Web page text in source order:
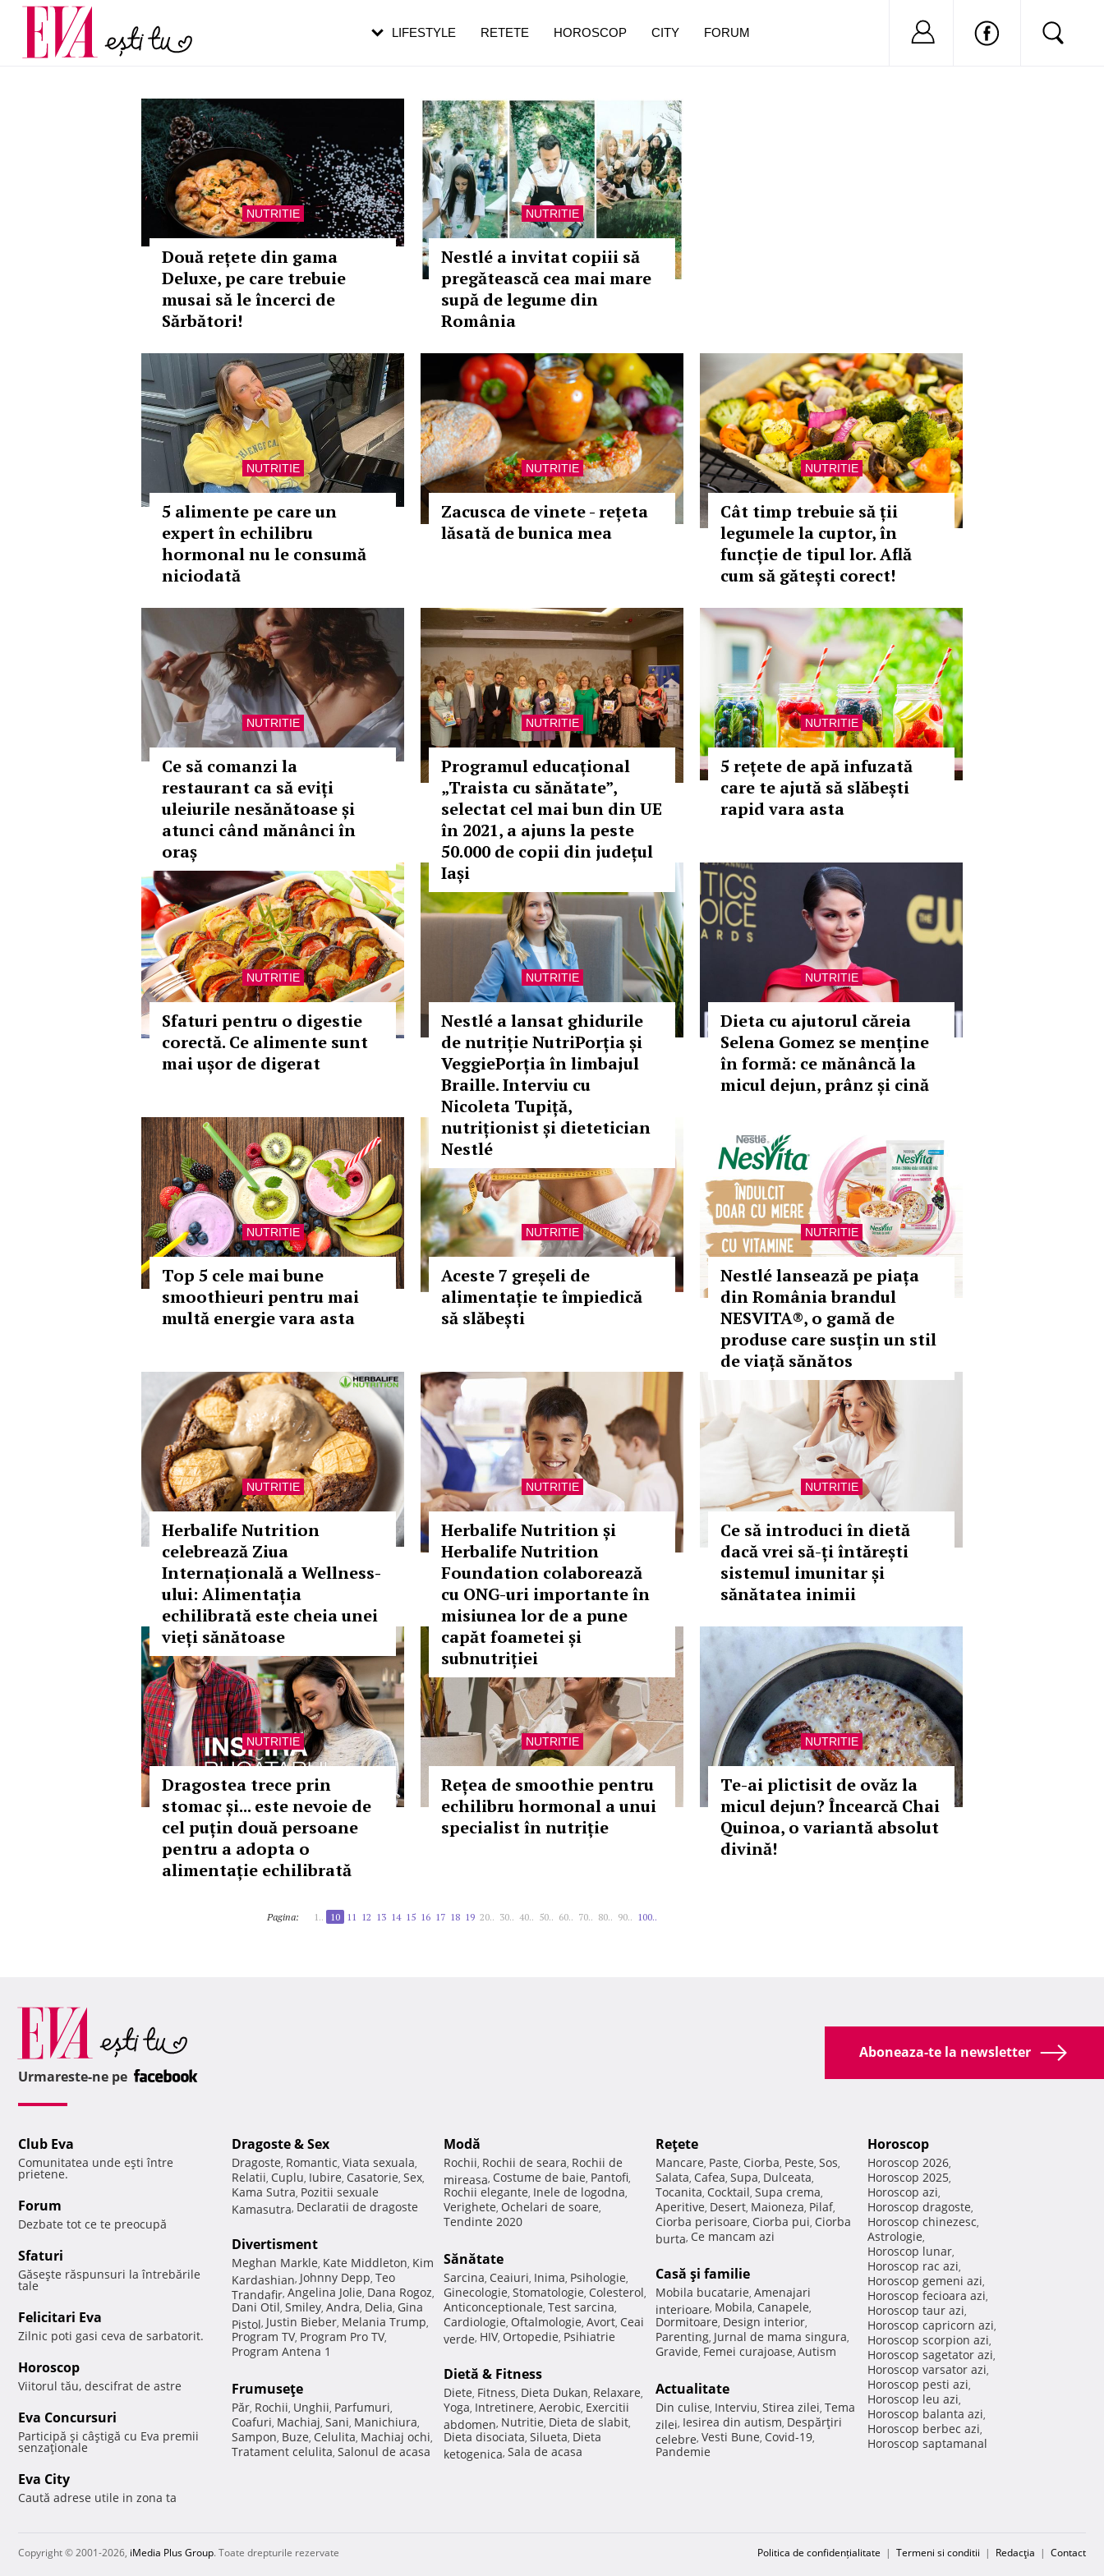
NUTRITIE
Două rețete din gama
Deluxe, pe care trebuie
musai să le încerci de
Sărbători!
NUTRITIE
Nestlé a invitat copiii să
pregătească cea mai mare
supă de legume din
România
NUTRITIE
5 alimente pe care un
expert în echilibru
hormonal nu le consumă
niciodată
NUTRITIE
Zacusca de vinete - rețeta
lăsată de bunica mea
NUTRITIE
Cât timp trebuie să ții
legumele la cuptor, în
funcție de tipul lor. Află
cum să gătești corect!
NUTRITIE
Ce să comanzi la
restaurant ca să eviți
uleiurile nesănătoase și
atunci când mănânci în
oraș
NUTRITIE
Programul educațional
„Traista cu sănătate”,
selectat cel mai bun din UE
în 2021, a ajuns la peste
50.000 de copii din județul
Iași
NUTRITIE
5 rețete de apă infuzată
care te ajută să slăbești
rapid vara asta
NUTRITIE
Sfaturi pentru o digestie
corectă. Ce alimente sunt
mai ușor de digerat
NUTRITIE
Nestlé a lansat ghidurile
de nutriție NutriPorția și
VeggiePorția în limbajul
Braille. Interviu cu
Nicoleta Tupiță,
nutriționist și dietetician
Nestlé
NUTRITIE
Dieta cu ajutorul căreia
Selena Gomez se menține
în formă: ce mănâncă la
micul dejun, prânz și cină
NUTRITIE
Top 5 cele mai bune
smoothieuri pentru mai
multă energie vara asta
NUTRITIE
Aceste 7 greșeli de
alimentație te împiedică
să slăbești
NUTRITIE
Nestlé lansează pe piața
din România brandul
NESVITA®, o gamă de
produse care susțin un stil
de viață sănătos
NUTRITIE
Herbalife Nutrition
celebrează Ziua
Internațională a Wellness-
ului: Alimentația
echilibrată este cheia unei
vieți sănătoase
NUTRITIE
Herbalife Nutrition și
Herbalife Nutrition
Foundation colaborează
cu ONG-uri importante în
misiunea lor de a pune
capăt foametei și
subnutriției
NUTRITIE
Ce să introduci în dietă
dacă vrei să-ți întărești
sistemul imunitar și
sănătatea inimii
NUTRITIE
Dragostea trece prin
stomac și... este nevoie de
cel puțin două persoane
pentru a adopta o
alimentație echilibrată
NUTRITIE
Rețea de smoothie pentru
echilibru hormonal a unui
specialist în nutriție
NUTRITIE
Te-ai plictisit de ovăz la
micul dejun? Încearcă Chai
Quinoa, o variantă absolut
divină!
Pagina: 1.. 10 11 12 13 14 15 16 17 18 19 20.. 30.. 40.. 50.. 60.. 70.. 80.. 90.. 100..
LIFESTYLE RETETE HOROSCOP CITY FORUM Nu ai cont?
Carieră
Actualitate
pe măsură ce înaintezi în vârstă
de dureroasă este investigația
Aboneaza-te la newsletter
Urmareste-ne pe
Club Eva
Comunitatea unde eşti între
prietene.
Forum
Dezbate tot ce te preocupă
Sfaturi
Găseşte răspunsuri la întrebările
tale
Felicitari Eva
Zilnic poti gasi ceva de sarbatorit.
Horoscop
Viitorul tău, descifrat de astre
Eva Concursuri
Participă şi câştigă cu Eva premii
senzaţionale
Eva City
Caută adrese utile in zona ta
Dragoste & Sex
Dragoste, Romantic, Viata sexuala,
Relatii, Cuplu, Iubire, Casatorie, Sex,
Kama Sutra, Pozitii sexuale
Kamasutra, Declaratii de dragoste
Divertisment
Meghan Markle, Kate Middleton, Kim
Kardashian, Johnny Depp, Teo
Trandafir, Angelina Jolie, Dana Rogoz,
Dani Otil, Smiley, Andra, Delia, Gina
Pistol, Justin Bieber, Melania Trump,
Program TV, Program Pro TV,
Program Antena 1
Frumuseţe
Păr, Rochii, Unghii, Parfumuri,
Coafuri, Machiaj, Sani, Manichiura,
Sampon, Buze, Celulita, Machiaj ochi,
Tratament celulita, Salonul de acasa
Modă
Rochii, Rochii de seara, Rochii de
mireasa, Costume de baie, Pantofi,
Rochii elegante, Inele de logodna,
Verighete, Ochelari de soare,
Tendinte 2020
Sănătate
Sarcina, Ceaiuri, Inima, Psihologie,
Ginecologie, Stomatologie, Colesterol,
Anticonceptionale, Test sarcina,
Cardiologie, Oftalmologie, Avort, Ceai
verde, HIV, Ortopedie, Psihiatrie
Dietă & Fitness
Diete, Fitness, Dieta Dukan, Relaxare,
Yoga, Intretinere, Aerobic, Exercitii
abdomen, Nutritie, Dieta de slabit,
Dieta disociata, Silueta, Dieta
ketogenica, Sala de acasa
Reţete
Mancare, Paste, Ciorba, Peste, Sos,
Salata, Cafea, Supa, Dulceata,
Tocanita, Cocktail, Supa crema,
Aperitive, Desert, Maioneza, Pilaf,
Ciorba perisoare, Ciorba pui, Ciorba
burta, Ce mancam azi
Casă şi familie
Mobila bucatarie, Amenajari
interioare, Mobila, Canapele,
Dormitoare, Design interior,
Parenting, Jurnal de mama singura,
Gravide, Femei curajoase, Autism
Actualitate
Din culise, Interviu, Stirea zilei, Tema
zilei, Iesirea din autism, Despărţiri
celebre, Vesti Bune, Covid-19,
Pandemie
Horoscop
Horoscop 2026,
Horoscop 2025,
Horoscop azi,
Horoscop dragoste,
Horoscop chinezesc,
Astrologie,
Horoscop lunar,
Horoscop rac azi,
Horoscop gemeni azi,
Horoscop fecioara azi,
Horoscop taur azi,
Horoscop capricorn azi,
Horoscop scorpion azi,
Horoscop sagetator azi,
Horoscop varsator azi,
Horoscop pesti azi,
Horoscop leu azi,
Horoscop balanta azi,
Horoscop berbec azi,
Horoscop saptamanal
Copyright © 2001-2026, iMedia Plus Group. Toate drepturile rezervate Politica de confidențialitate | Termeni si conditii | Redacţia | Contact